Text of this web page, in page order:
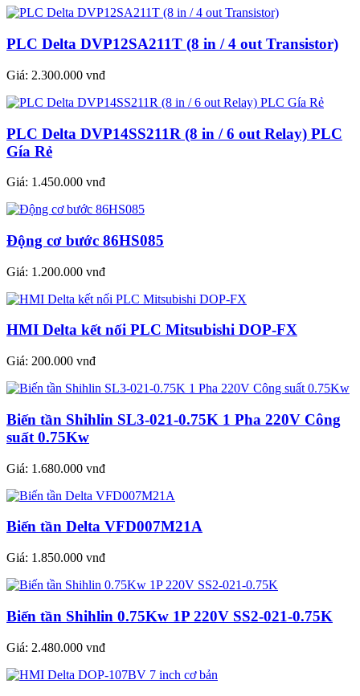
PLC Delta DVP12SA211T (8 in / 4 out Transistor)
Giá: 2.300.000 vnđ
PLC Delta DVP14SS211R (8 in / 6 out Relay) PLC
Gía Rẻ
Giá: 1.450.000 vnđ
Động cơ bước 86HS085
Giá: 1.200.000 vnđ
HMI Delta kết nối PLC Mitsubishi DOP-FX
Giá: 200.000 vnđ
Biến tần Shihlin SL3-021-0.75K 1 Pha 220V Công
suất 0.75Kw
Giá: 1.680.000 vnđ
Biến tần Delta VFD007M21A
Giá: 1.850.000 vnđ
Biến tần Shihlin 0.75Kw 1P 220V SS2-021-0.75K
Giá: 2.480.000 vnđ